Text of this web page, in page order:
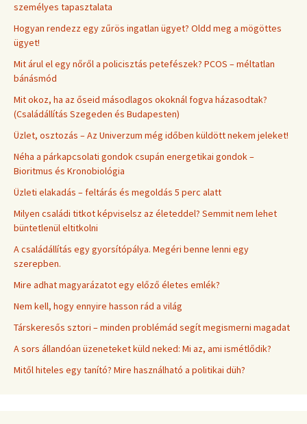
személyes tapasztalata
Hogyan rendezz egy zűrös ingatlan ügyet? Oldd meg a mögöttes
ügyet!
Mit árul el egy nőről a policisztás petefészek? PCOS – méltatlan
bánásmód
Mit okoz, ha az őseid másodlagos okoknál fogva házasodtak?
(Családállítás Szegeden és Budapesten)
Üzlet, osztozás – Az Univerzum még időben küldött nekem jeleket!
Néha a párkapcsolati gondok csupán energetikai gondok –
Bioritmus és Kronobiológia
Üzleti elakadás – feltárás és megoldás 5 perc alatt
Milyen családi titkot képviselsz az életeddel? Semmit nem lehet
büntetlenül eltitkolni
A családállítás egy gyorsítópálya. Megéri benne lenni egy
szerepben.
Mire adhat magyarázatot egy előző életes emlék?
Nem kell, hogy ennyire hasson rád a világ
Társkeresős sztori – minden problémád segít megismerni magadat
A sors állandóan üzeneteket küld neked: Mi az, ami ismétlődik?
Mitől hiteles egy tanító? Mire használható a politikai düh?